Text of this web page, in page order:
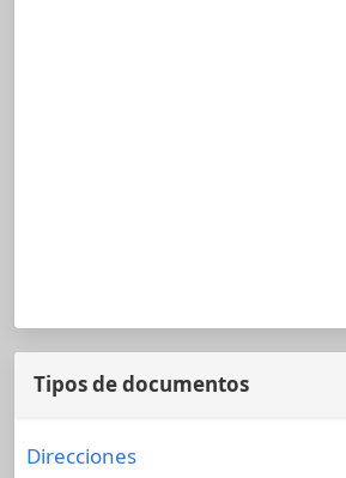
Tipos de documentos
Direcciones